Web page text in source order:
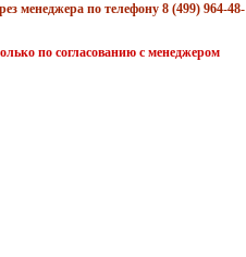
менеджера по телефону 8 (499) 964-48-
по согласованию с менеджером